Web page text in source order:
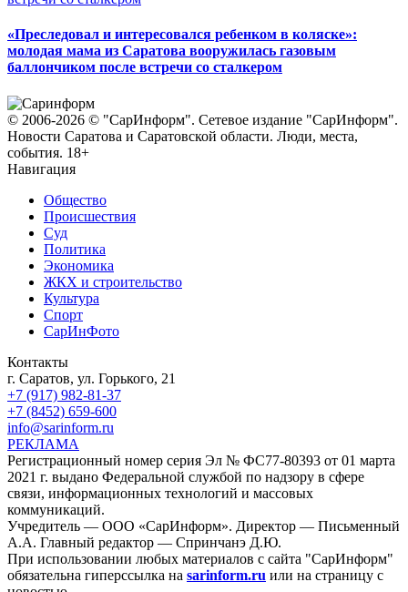
«Преследовал и интересовался ребенком в коляске»:
молодая мама из Саратова вооружилась газовым
баллончиком после встречи со сталкером
© 2006-2026 © "СарИнформ". Сетевое издание "СарИнформ".
Новости Саратова и Саратовской области. Люди, места,
события. 18+
Навигация
Общество
Происшествия
Суд
Политика
Экономика
ЖКХ и строительство
Культура
Спорт
СарИнФото
Контакты
г. Саратов, ул. Горького, 21
+7 (917) 982-81-37
+7 (8452) 659-600
info@sarinform.ru
РЕКЛАМА
Регистрационный номер серия Эл № ФС77-80393 от 01 марта
2021 г. выдано Федеральной службой по надзору в сфере
связи, информационных технологий и массовых
коммуникаций.
Учредитель — ООО «СарИнформ». Директор — Письменный
А.А. Главный редактор — Спринчанэ Д.Ю.
При использовании любых материалов с сайта "СарИнформ"
обязательна гиперссылка на sarinform.ru или на страницу с